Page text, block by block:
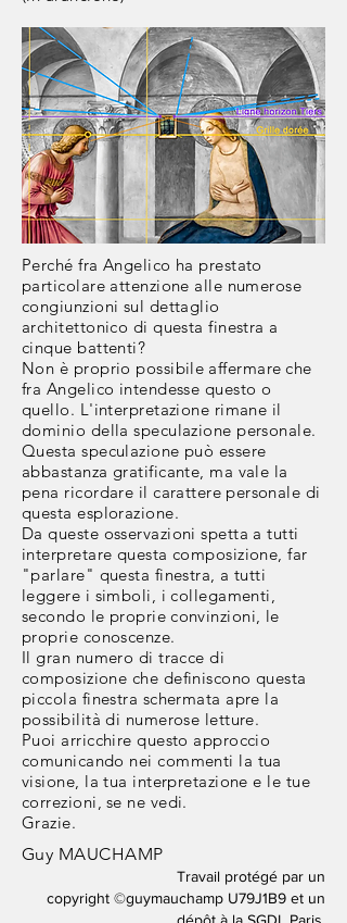
Perché fra Angelico ha prestato
particolare attenzione alle numerose
congiunzioni sul dettaglio
architettonico di questa finestra a
cinque battenti?
Non è proprio possibile affermare che
fra Angelico intendesse questo o
quello. L'interpretazione rimane il
dominio della speculazione personale.
Questa speculazione può essere
abbastanza gratificante, ma vale la
pena ricordare il carattere personale di
questa esplorazione.
Da queste osservazioni spetta a tutti
interpretare questa composizione, far
"parlare" questa finestra, a tutti
leggere i simboli, i collegamenti,
secondo le proprie convinzioni, le
proprie conoscenze.
Il gran numero di tracce di
composizione che definiscono questa
piccola finestra schermata apre la
possibilità di numerose letture.
Puoi arricchire questo approccio
comunicando nei commenti la tua
visione, la tua interpretazione e le tue
correzioni, se ne vedi.
Grazie.
Guy MAUCHAMP
Travail protégé par un
copyright ©guymauchamp U79J1B9 et un